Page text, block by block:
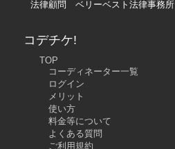
法律顧問 ベリーベスト法律事務所
コデチケ!
TOP
コーディネーター一覧
ログイン
メリット
使い方
料金等について
よくある質問
ご利用規約